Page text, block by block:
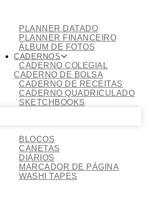
PLANNER DATADO
PLANNER FINANCEIRO
ÁLBUM DE FOTOS
CADERNOS
CADERNO COLEGIAL
CADERNO DE BOLSA
CADERNO DE RECEITAS
CADERNO QUADRICULADO
SKETCHBOOKS
BLOCOS
CANETAS
DIÁRIOS
MARCADOR DE PÁGINA
WASHI TAPES